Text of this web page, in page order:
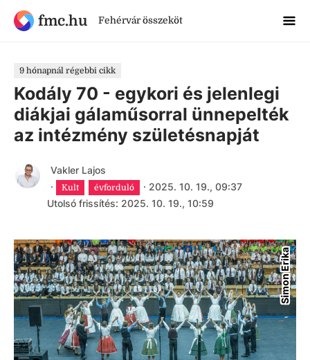
fmc.hu Fehérvár összeköt
9 hónapnál régebbi cikk
Kodály 70 - egykori és jelenlegi
diákjai gálaműsorral ünnepelték
az intézmény születésnapját
Vakler Lajos
·
Kult évforduló · 2025. 10. 19., 09:37
Utolsó frissítés: 2025. 10. 19., 10:59
Simon Erika